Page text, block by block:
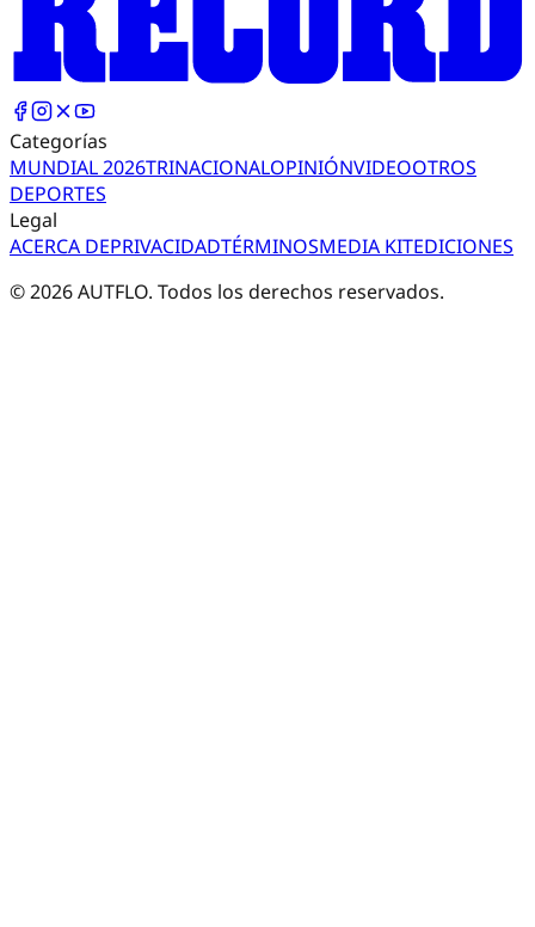
Categorías
MUNDIAL 2026TRINACIONALOPINIÓNVIDEOOTROS
DEPORTES
Legal
ACERCA DEPRIVACIDADTÉRMINOSMEDIA KITEDICIONES
©2026AUTFLO. Todos los derechos reservados.